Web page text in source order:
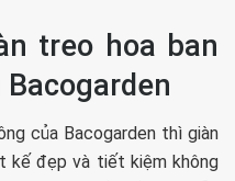
treo hoa ban
của Bacogarden thì giàn
kế đẹp và tiết kiệm không